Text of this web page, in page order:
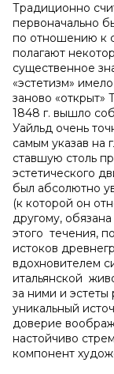
Традиционно
первоначально
по отношению к
полагают
существенное
«эстетизм»
заново «открыт»
1848 г. вышло
Уайльд очень
самым указав на
ставшую столь
эстетического
был абсолютно
(к которой он
другому,
этого течения,
истоков
вдохновителем
итальянской
за ними и
уникальный
доверие
настойчиво
компонент